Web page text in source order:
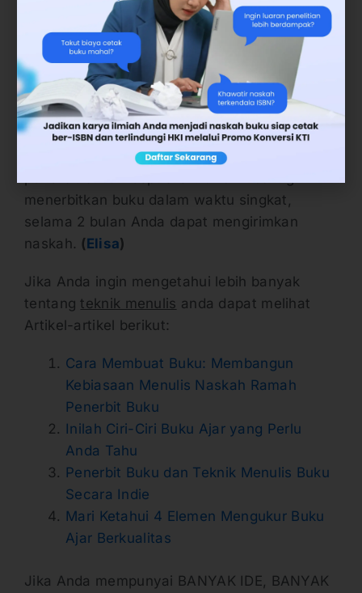
Ketiga, pasar tersier: Pasar tersier inilah yang
disebut dengan penjualan secara digital.
Khusus penulis yang mencetak buku
sebanyak 50 eksemplar, Ia akan diebookan.
Pemasaran dijual di google play dan media
social Deepublish.
Itulah beberapa keuntungan menulis buku di
menerbitkan buku dalam waktu singkat,
selama 2 bulan Anda dapat mengirimkan
naskah. (Elisa)
Jika Anda ingin mengetahui lebih banyak
tentangteknik menulis anda dapat melihat
Artikel-artikel berikut:
Cara Membuat Buku: Membangun
Kebiasaan Menulis Naskah Ramah
Penerbit Buku
Inilah Ciri-Ciri Buku Ajar yang Perlu
Anda Tahu
Penerbit Buku dan Teknik Menulis Buku
Secara Indie
Mari Ketahui 4 Elemen Mengukur Buku
Ajar Berkualitas
Jika Anda mempunyai BANYAK IDE, BANYAK